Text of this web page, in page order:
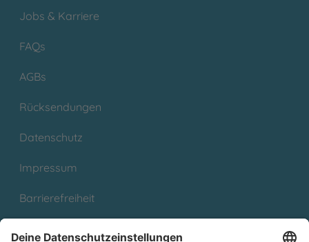
Jobs & Karriere
FAQs
AGBs
Rücksendungen
Datenschutz
Impressum
Barrierefreiheit